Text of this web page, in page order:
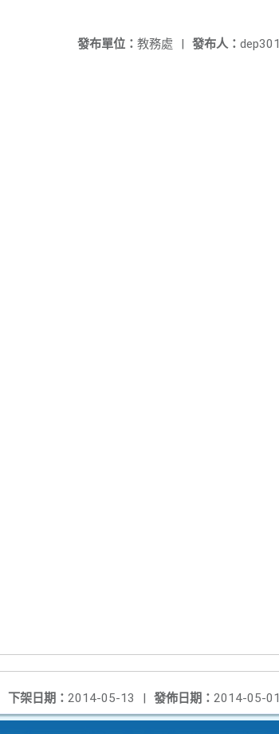
發布人： dep301
發布單位： 教務處 |
發佈日期： 2014-05-01
下架日期： 2014-05-13 |